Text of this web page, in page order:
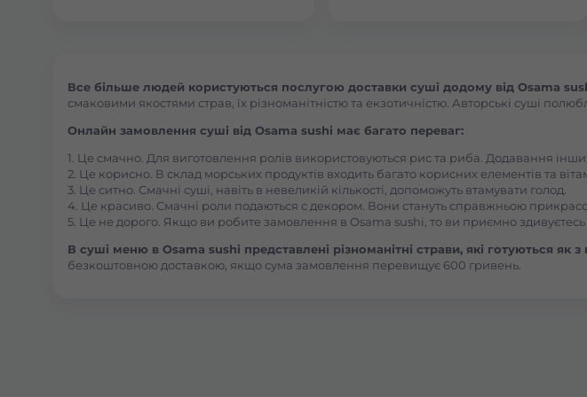
Все більше людей користуються послугою доставки суші додому від Osama
смаковими якостями страв, їх різноманітністю та екзотичністю. Авторські суші
Онлайн замовлення суші від Osama sushi має багато переваг:
1. Це смачно. Для виготовлення ролів використовуються рис та риба. Додавання
2. Це корисно. В склад морських продуктів входить багато корисних елементів та
3. Це ситно. Смачні суші, навіть в невеликій кількості, допоможуть втамувати голод.
4. Це красиво. Смачні роли подаються с декором. Вони стануть справжньою прикрасою
5. Це не дорого. Якщо ви робите замовлення в Osama sushi, то ви приємно здивуєтесь
В суші меню в Osama sushi представлені різноманітні страви, які готуються як з
безкоштовною доставкою, якщо сума замовлення перевищує 600 гривень.